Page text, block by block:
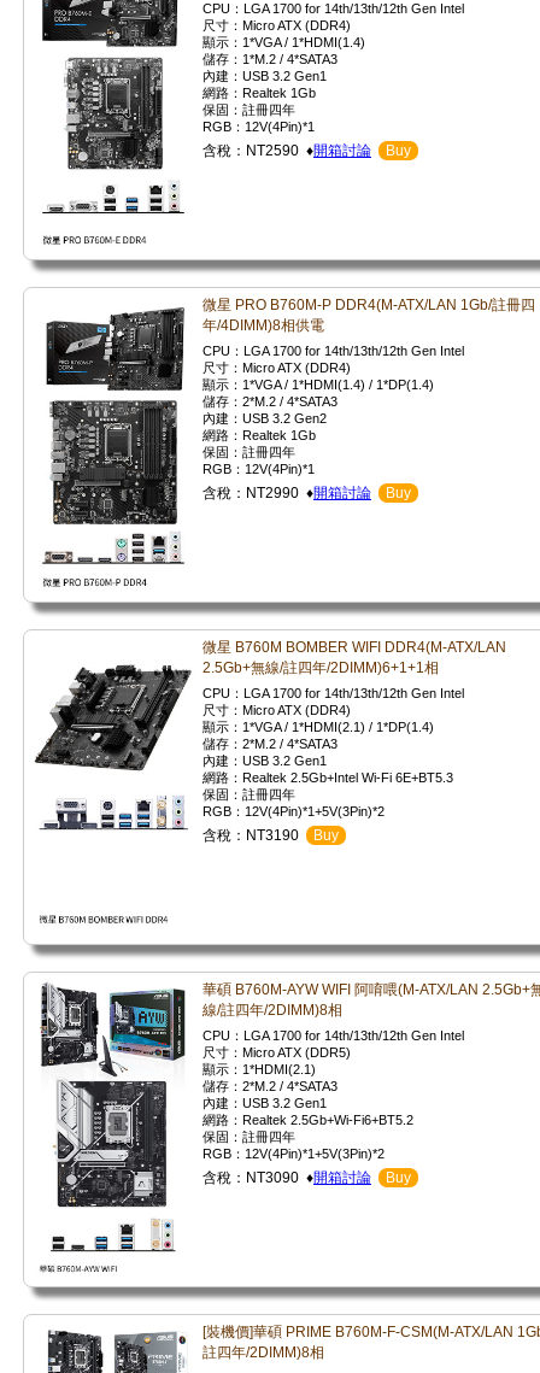
CPU：LGA 1700 for 14th/13th/12th Gen Intel
尺寸：Micro ATX (DDR4)
顯示：1*VGA / 1*HDMI(1.4)
儲存：1*M.2 / 4*SATA3
內建：USB 3.2 Gen1
網路：Realtek 1Gb
保固：註冊四年
RGB：12V(4Pin)*1
含稅：NT2590 ♦開箱討論 Buy
微星 PRO B760M-P DDR4(M-ATX/LAN 1Gb/註冊四
年/4DIMM)8相供電
CPU：LGA 1700 for 14th/13th/12th Gen Intel
尺寸：Micro ATX (DDR4)
顯示：1*VGA / 1*HDMI(1.4) / 1*DP(1.4)
儲存：2*M.2 / 4*SATA3
內建：USB 3.2 Gen2
網路：Realtek 1Gb
保固：註冊四年
RGB：12V(4Pin)*1
含稅：NT2990 ♦開箱討論 Buy
微星 B760M BOMBER WIFI DDR4(M-ATX/LAN
2.5Gb+無線/註四年/2DIMM)6+1+1相
CPU：LGA 1700 for 14th/13th/12th Gen Intel
尺寸：Micro ATX (DDR4)
顯示：1*VGA / 1*HDMI(2.1) / 1*DP(1.4)
儲存：2*M.2 / 4*SATA3
內建：USB 3.2 Gen1
網路：Realtek 2.5Gb+Intel Wi-Fi 6E+BT5.3
保固：註冊四年
RGB：12V(4Pin)*1+5V(3Pin)*2
含稅：NT3190 Buy
華碩 B760M-AYW WIFI 阿唷喂(M-ATX/LAN 2.5Gb+
線/註四年/2DIMM)8相
CPU：LGA 1700 for 14th/13th/12th Gen Intel
尺寸：Micro ATX (DDR5)
顯示：1*HDMI(2.1)
儲存：2*M.2 / 4*SATA3
內建：USB 3.2 Gen1
網路：Realtek 2.5Gb+Wi-Fi6+BT5.2
保固：註冊四年
RGB：12V(4Pin)*1+5V(3Pin)*2
含稅：NT3090 ♦開箱討論 Buy
[裝機價]華碩 PRIME B760M-F-CSM(M-ATX/LAN
註四年/2DIMM)8相